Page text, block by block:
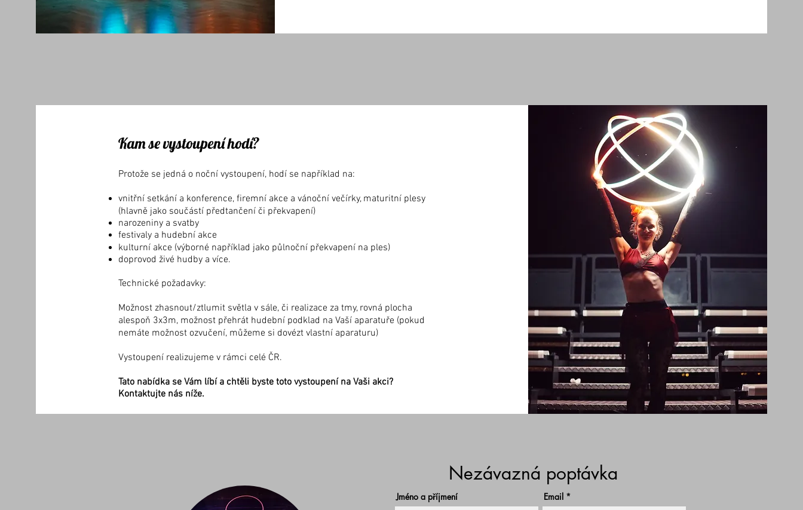
Kam se vystoupení hodí?
Protože se jedná o noční vystoupení, hodí se například na:
vnitřní setkání a konference, firemní akce a vánoční večírky, maturitní plesy
(hlavně jako součástí předtančení či překvapení)
narozeniny a svatby
festivaly a hudební akce
kulturní akce (výborné například jako půlnoční překvapení na ples)
doprovod živé hudby a více.
Technické požadavky:
Možnost zhasnout/ztlumit světla v sále, či realizace za tmy, rovná plocha
alespoň 3x3m, možnost přehrát hudební podklad na Vaší aparatuře (pokud
nemáte možnost ozvučení, můžeme si dovézt vlastní aparaturu)
Vystoupení realizujeme v rámci celé ČR.
Tato nabídka se Vám líbí a chtěli byste toto vystoupení na Vaši akci?
Kontaktujte nás níže.
Nezávazná poptávka
Jméno a příjmení Email